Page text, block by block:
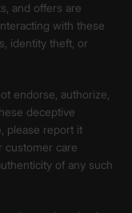
and offers are
with these
identity theft, or
endorse, authorize,
deceptive
please report it
customer care
of any such